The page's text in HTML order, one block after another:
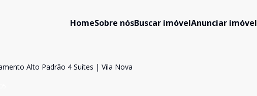
HomeSobre nósBuscar imóvelAnunciar imóvel
Alto Padrão 4 Suítes | Vila Nova